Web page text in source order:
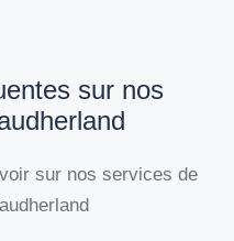
sur nos
sur nos services de